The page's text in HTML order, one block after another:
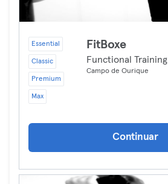
Essential
Classic
Premium
Max
FitBoxe
Functional Training
Campo de Ourique
Continuar